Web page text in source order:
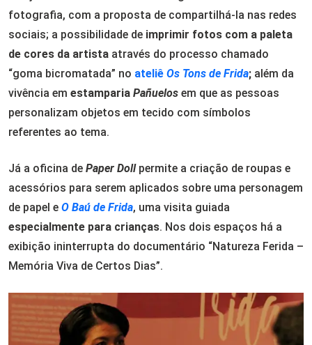
fotografia, com a proposta de compartilhá-la nas redes
sociais; a possibilidade de imprimir fotos com a paleta
de cores da artista através do processo chamado
“goma bicromatada” no ateliê Os Tons de Frida; além da
vivência em estamparia Pañuelos em que as pessoas
personalizam objetos em tecido com símbolos
referentes ao tema.
Já a oficina de Paper Dollpermite a criação de roupas e
acessórios para serem aplicados sobre uma personagem
de papel e O Baú de Frida, uma visita guiada
especialmente para crianças. Nos dois espaços há a
exibição ininterrupta do documentário “Natureza Ferida –
Memória Viva de Certos Dias”.